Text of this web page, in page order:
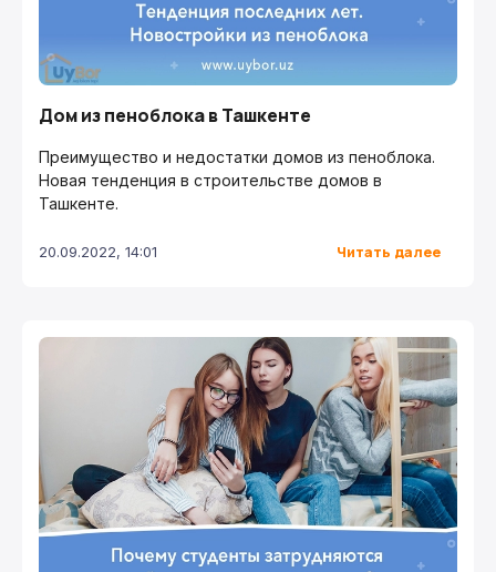
Дом из пеноблока в Ташкенте
Преимущество и недостатки домов из пеноблока.
Новая тенденция в строительстве домов в
Ташкенте.
20.09.2022, 14:01 Читать далее